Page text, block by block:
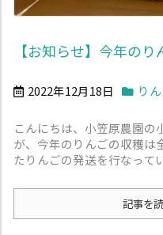
【お知らせ】今年の
2022年12月18日 り
こんにちは、小笠原農園
が、今年のりんごの収穫は
たりんごの発送を行なって
記事を